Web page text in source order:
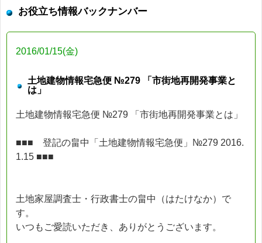
お役立ち情報バックナンバー
2016/01/15(金)
土地建物情報宅急便 №279 「市街地再開発事業と
は」
土地建物情報宅急便 №279 「市街地再開発事業とは」
■■■ 登記の畠中「土地建物情報宅急便」№279 2016.
1.15 ■■■
土地家屋調査士・行政書士の畠中（はたけなか）で
す。
いつもご愛読いただき、ありがとうございます。